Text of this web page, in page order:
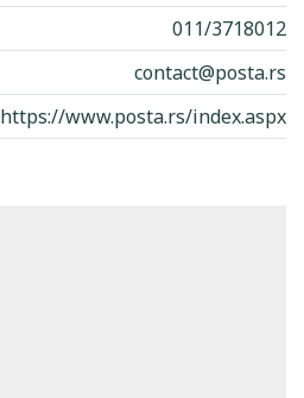
011/3718012
contact@posta.rs
https://www.posta.rs/index.aspx